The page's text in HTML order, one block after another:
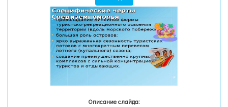
Описание слайда: